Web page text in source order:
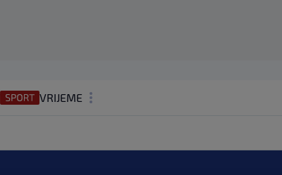
VRIJEME
REGIJA